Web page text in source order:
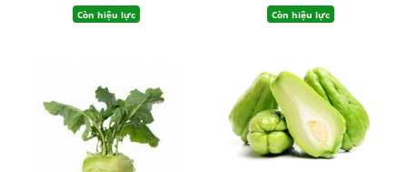
Còn hiệu lực Còn hiệu lực